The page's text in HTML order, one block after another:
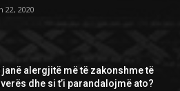
22, 2020
janë alergjitë më të zakonshme të
dhe si t’i parandalojmë ato?